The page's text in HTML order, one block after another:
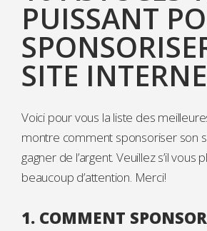
PUISSANT
SITE
Voici pour vous la liste des
montre comment sponsoriser son
gagner de l’argent. Veuillez s’il vous
beaucoup d’attention. Merci!
1. COMMENT